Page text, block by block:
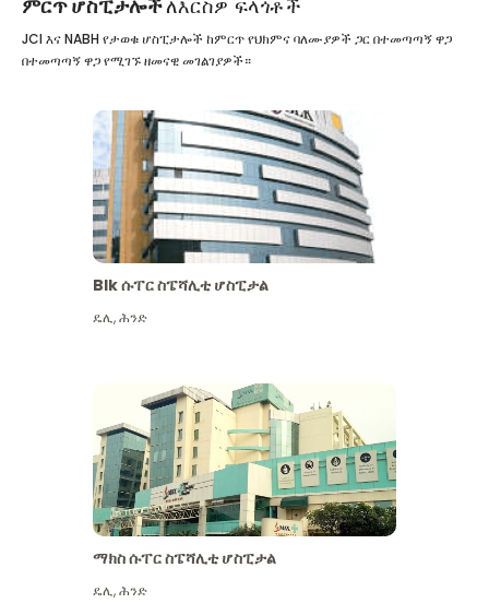
ምርጥ ሆስፒታሎችለእርስዎ ፍላጎቶች
JCI እና NABH የታወቁ ሆስፒታሎች ከምርጥ የህክምና ባለሙያዎች ጋር በተመጣጣኝ ዋጋ
በተመጣጣኝ ዋጋ የሚገኙ ዘመናዊ መገልገያዎች።
Blk ሱፐር ስፔሻሊቲ ሆስፒታል
ዴሊ,ሕንድ
ማክስ ሱፐር ስፔሻሊቲ ሆስፒታል
ዴሊ,ሕንድ